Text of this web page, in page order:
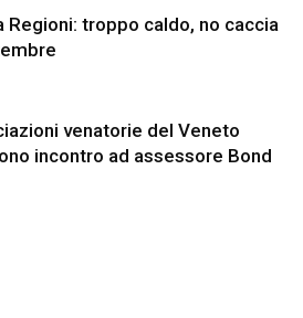
Regioni: troppo caldo, no caccia
venatorie del Veneto
incontro ad assessore Bond